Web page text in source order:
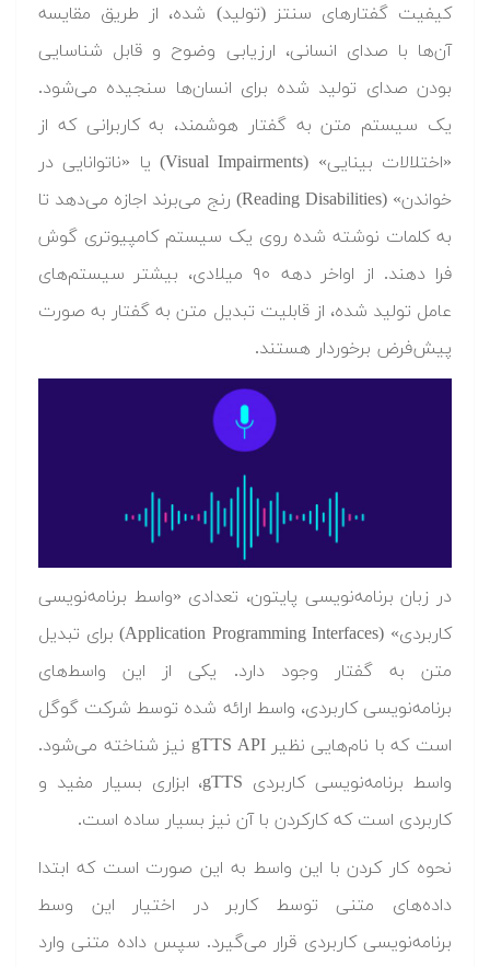
کیفیت گفتارهای سنتز (تولید) شده، از طریق مقایسه
آن‌ها با صدای انسانی، ارزیابی وضوح و قابل شناسایی
بودن صدای تولید شده برای انسان‌ها سنجیده می‌شود.
یک سیستم متن به گفتار هوشمند، به کاربرانی که از
«اختلالات بینایی» (Visual Impairments) یا «ناتوانایی در
خواندن» (Reading Disabilities) رنج می‌برند اجازه می‌دهد تا
به کلمات نوشته شده روی یک سیستم کامپیوتری گوش
فرا دهند. از اواخر دهه ۹۰ میلادی، بیشتر سیستم‌های
عامل تولید شده، از قابلیت تبدیل متن به گفتار به صورت
پیش‌فرض برخوردار هستند.
در زبان برنامه‌‌نویسی پایتون، تعدادی «واسط برنامه‌نویسی
کاربردی» (Application Programming Interfaces) برای تبدیل
متن به گفتار وجود دارد. یکی از این واسط‌های
برنامه‌نویسی کاربردی، واسط ارائه شده توسط شرکت گوگل
است که با نام‌هایی نظیر gTTS API نیز شناخته می‌شود.
واسط برنامه‌نویسی کاربردی gTTS، ابزاری بسیار مفید و
کاربردی است که کارکردن با آن نیز بسیار ساده است.
نحوه کار کردن با این واسط به این صورت است که ابتدا
داده‌های متنی توسط کاربر در اختیار این وسط
برنامه‌نویسی کاربردی قرار می‌گیرد. سپس داده متنی وارد